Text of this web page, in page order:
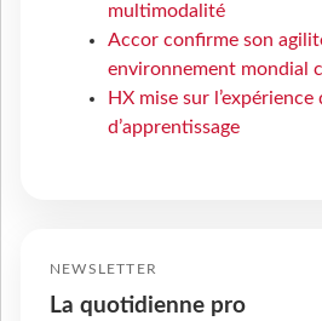
multimodalité
Accor confirme son
environnement mondial
HX mise sur l’expérience
d’apprentissage
NEWSLETTER
La quotidienne pro